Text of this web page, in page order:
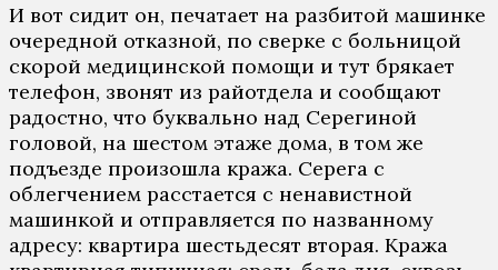
И вот сидит он, печатает на разбитой машинке
очередной отказной, по сверке с больницой
скорой медицинской помощи и тут брякает
телефон, звонят из райотдела и сообщают
радостно, что буквально над Серегиной
головой, на шестом этаже дома, в том же
подъезде произошла кража. Серега с
облегчением расстается с ненавистной
машинкой и отправляется по названному
адресу: квартира шестьдесят вторая. Кража